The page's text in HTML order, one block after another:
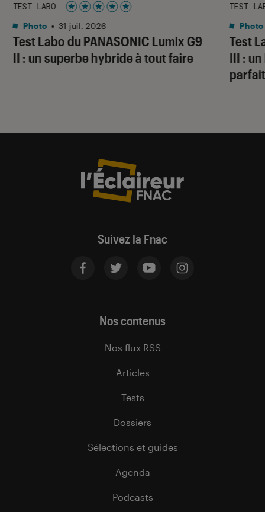
Test Labo du PANASONIC Lumix G9
II : un superbe hybride à tout faire
TEST LABO
Noté 5 étoiles sur 5
Photo • 31 juil. 2026
Test
III :
TEST
Photo
Suivez la Fnac
Nos contenus
Nos flux RSS
Articles
Tests
Dossiers
Sélections et guides
Agenda
Podcasts